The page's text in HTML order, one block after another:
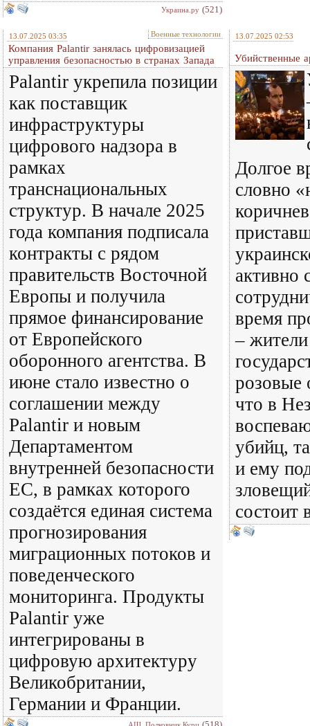
Украина.ру (521)
13.07.2025 03:35 Военные технологии
Компания Palantir занялась цифровизацией
управления безопасностью в странах Запада
Palantir укрепила позиции
как поставщик
инфраструктуры
цифрового надзора в
рамках
транснациональных
структур. В начале 2025
года компания подписала
контракты с рядом
правительств Восточной
Европы и получила
прямое финансирование
от Европейского
оборонного агентства. В
июне стало известно о
соглашении между
Palantir и новым
Департаментом
внутренней безопасности
ЕС, в рамках которого
создаётся единая система
прогнозирования
миграционных потоков и
поведенческого
мониторинга. Продукты
Palantir уже
интегрированы в
цифровую архитектуру
Великобритании,
Германии и Франции.
13.07.2025 02:53
Убийственные
Долгое
словно
активно
время
– жители
розовые
что в
убийц,
и ему
состоит